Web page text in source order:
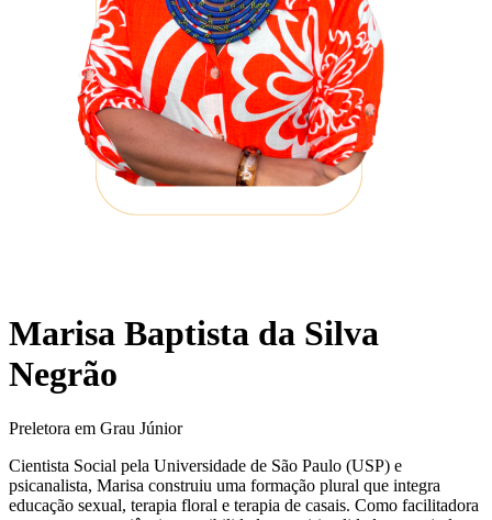
Marisa Baptista da Silva
Negrão
Preletora em Grau Júnior
Cientista Social pela Universidade de São Paulo (USP) e
psicanalista, Marisa construiu uma formação plural que integra
educação sexual, terapia floral e terapia de casais. Como facilitadora